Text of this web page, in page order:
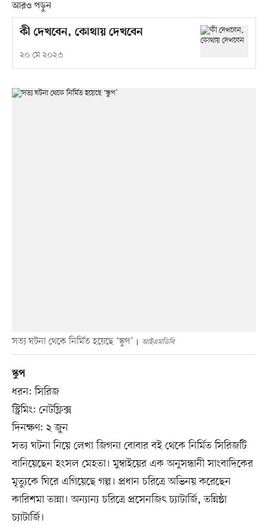
আরও পড়ুন
কী দেখবেন, কোথায় দেখবেন
২০ মে ২০২৩
সত্য ঘটনা থেকে নির্মিত হয়েছে ‘স্কুপ’ আইএমডিবি
স্কুপ
ধরন: সিরিজ
স্ট্রিমিং: নেটফ্লিক্স
দিনক্ষণ: ২ জুন
সত্য ঘটনা নিয়ে লেখা জিগনা বোবার বই থেকে নির্মিত সিরিজটি
বানিয়েছেন হংসল মেহতা। মুম্বাইয়ের এক অনুসন্ধানী সাংবাদিকের
মৃত্যুকে ঘিরে এগিয়েছে গল্প। প্রধান চরিত্রে অভিনয় করেছেন
কারিশমা তান্না। অন্যান্য চরিত্রে প্রসেনজিৎ চ্যাটার্জি, তন্নিষ্ঠা
চ্যাটার্জি।